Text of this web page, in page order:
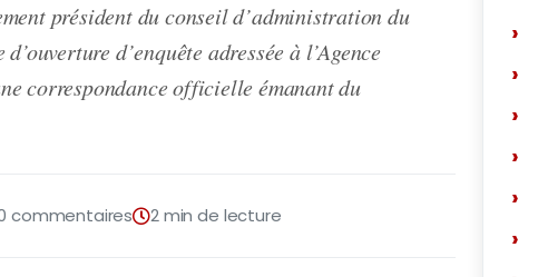
président du conseil d’administration du
d’enquête adressée à l’Agence
correspondance officielle émanant du
commentaires 2 min de lecture